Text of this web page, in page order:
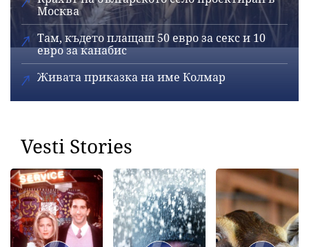
Москва
Там, където плащаш 50 евро за секс и 10
евро за канабис
Живата приказка на име Колмар
Vesti Stories